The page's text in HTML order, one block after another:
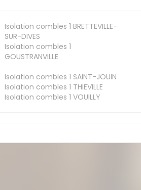
Isolation combles 1 BRETTEVILLE-
SUR-DIVES
Isolation combles 1
GOUSTRANVILLE
Isolation combles 1 SAINT-JOUIN
Isolation combles 1 THIEVILLE
Isolation combles 1 VOUILLY